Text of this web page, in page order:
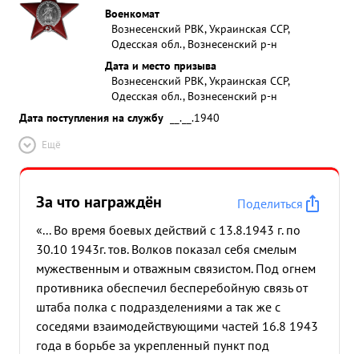
Военкомат
Вознесенский РВК, Украинская ССР,
Одесская обл., Вознесенский р-н
Дата и место призыва
Вознесенский РВК, Украинская ССР,
Одесская обл., Вознесенский р-н
Дата поступления на службу
__.__.1940
Ещё
За что награждён
Поделиться
«... Во время боевых действий с 13.8.1943 г. по
30.10 1943г. тов. Волков показал себя смелым
мужественным и отважным связистом. Под огнем
противника обеспечил бесперебойную связь от
штаба полка с подразделениями а так же с
соседями взаимодействующими частей 16.8 1943
года в борьбе за укрепленный пункт под